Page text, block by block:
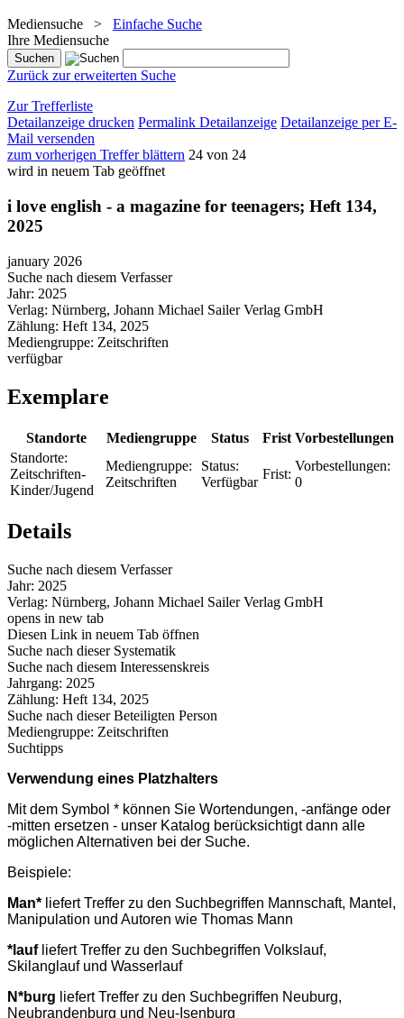
Mediensuche > Einfache Suche
Ihre Mediensuche
Zurück zur erweiterten Suche
Zur Trefferliste
Detailanzeige drucken Permalink Detailanzeige Detailanzeige per E-
Mail versenden
zum vorherigen Treffer blättern 24 von 24
wird in neuem Tab geöffnet
i love english - a magazine for teenagers; Heft 134,
2025
january 2026
Suche nach diesem Verfasser
Jahr: 2025
Verlag: Nürnberg, Johann Michael Sailer Verlag GmbH
Zählung: Heft 134, 2025
Mediengruppe: Zeitschriften
verfügbar
Exemplare
Standorte Mediengruppe Status Frist Vorbestellungen
Standorte:
Zeitschriften-
Kinder/Jugend
Mediengruppe:
Zeitschriften
Status:
Verfügbar
Frist:
Vorbestellungen:
0
Details
Suche nach diesem Verfasser
Jahr: 2025
Verlag: Nürnberg, Johann Michael Sailer Verlag GmbH
opens in new tab
Diesen Link in neuem Tab öffnen
Suche nach dieser Systematik
Suche nach diesem Interessenskreis
Jahrgang: 2025
Zählung: Heft 134, 2025
Suche nach dieser Beteiligten Person
Mediengruppe: Zeitschriften
Suchtipps
Verwendung eines Platzhalters
Mit dem Symbol * können Sie Wortendungen, -anfänge oder
-mitten ersetzen - unser Katalog berücksichtigt dann alle
möglichen Alternativen bei der Suche.
Beispiele:
Man* liefert Treffer zu den Suchbegriffen Mannschaft, Mantel,
Manipulation und Autoren wie Thomas Mann
*lauf liefert Treffer zu den Suchbegriffen Volkslauf,
Skilanglauf und Wasserlauf
N*burg liefert Treffer zu den Suchbegriffen Neuburg,
Neubrandenburg und Neu-Isenburg